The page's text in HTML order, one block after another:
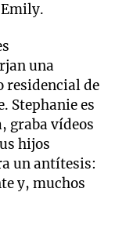
una
residencial de
Stephanie es
graba vídeos
hijos
un antítesis:
y, muchos